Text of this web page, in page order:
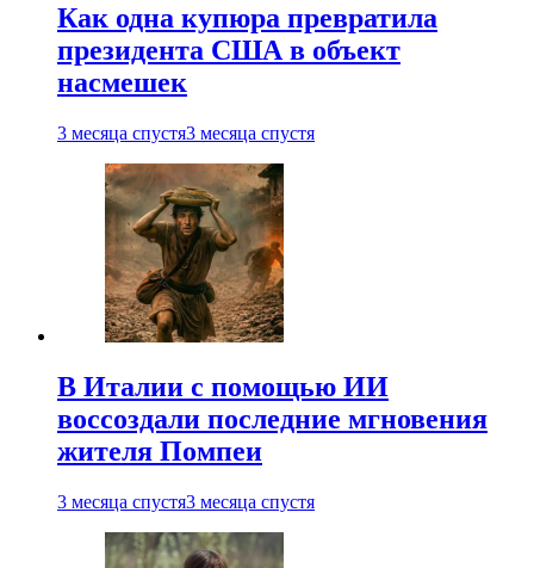
Как одна купюра превратила
президента США в объект
насмешек
3 месяца спустя3 месяца спустя
В Италии с помощью ИИ
воссоздали последние мгновения
жителя Помпеи
3 месяца спустя3 месяца спустя